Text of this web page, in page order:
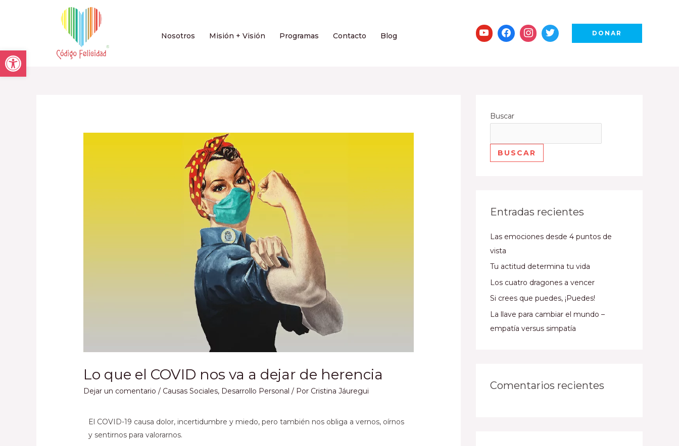
Open toolbar
Nosotros Misión + Visión Programas Contacto Blog DONAR
Lo que el COVID nos va a dejar de herencia
Dejar un comentario / Causas Sociales, Desarrollo Personal / Por Cristina Jáuregui
El COVID-19 causa dolor, incertidumbre y miedo, pero también nos obliga a vernos, oírnos
y sentirnos para valorarnos.
Buscar
BUSCAR
Entradas recientes
Las emociones desde 4 puntos de
vista
Tu actitud determina tu vida
Los cuatro dragones a vencer
Si crees que puedes, ¡Puedes!
La llave para cambiar el mundo –
empatía versus simpatía
Comentarios recientes